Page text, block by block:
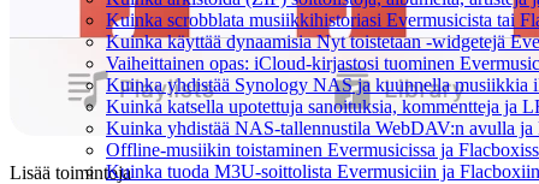
Kuinka scrobblata musiikkihistoriasi Evermusicista tai
Kuinka käyttää dynaamisia Nyt toistetaan -widgetejä
Vaiheittainen opas: iCloud-kirjastosi tuominen
Kuinka yhdistää Synology NAS ja kuunnella musiikkia
Kuinka katsella upotettuja sanoituksia, kommentteja ja
Kuinka yhdistää NAS-tallennustila WebDAV:n avulla
Offline-musiikin toistaminen Evermusicissa ja
Kuinka tuoda M3U-soittolista Evermusiciin ja Flacboxiin
Lisää toimintoja